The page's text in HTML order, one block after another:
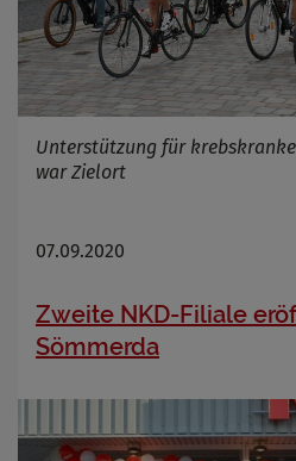
Unterstützung für
war Zielort
07.09.2020
Zweite NKD-Filiale
Sömmerda